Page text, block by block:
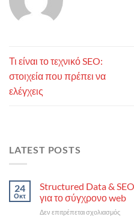
Τι είναι το τεχνικό SEO:
στοιχεία που πρέπει να
ελέγχεις
LATEST POSTS
24
Οκτ
Structured Data &
για το σύγχρονο web
Δεν επιτρέπεται σχολιασμόςστο